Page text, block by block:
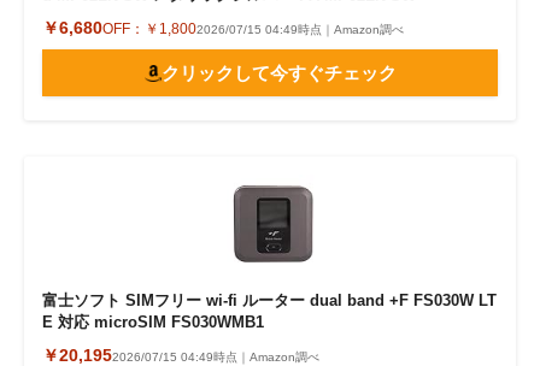
￥6,680OFF： ￥1,8002026/07/15 04:49時点｜Amazon調べ
クリックして今すぐチェック
富士ソフト SIMフリー wi-fi ルーター dual band +F FS030W LT
E 対応 microSIM FS030WMB1
￥20,1952026/07/15 04:49時点｜Amazon調べ